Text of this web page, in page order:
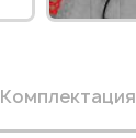
Комплектация